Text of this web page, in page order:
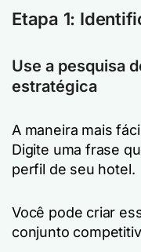
Etapa 1:
Use a pesquisa
estratégica
A maneira mais
Digite uma frase
perfil de seu hotel.
Você pode criar
conjunto